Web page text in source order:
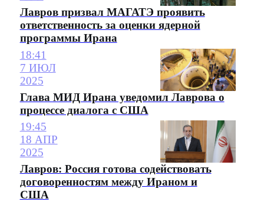
Лавров призвал МАГАТЭ проявить
ответственность за оценки ядерной
программы Ирана
18:41
7 ИЮЛ
2025
Глава МИД Ирана уведомил Лаврова о
процессе диалога с США
19:45
18 АПР
2025
Лавров: Россия готова содействовать
договоренностям между Ираном и
США